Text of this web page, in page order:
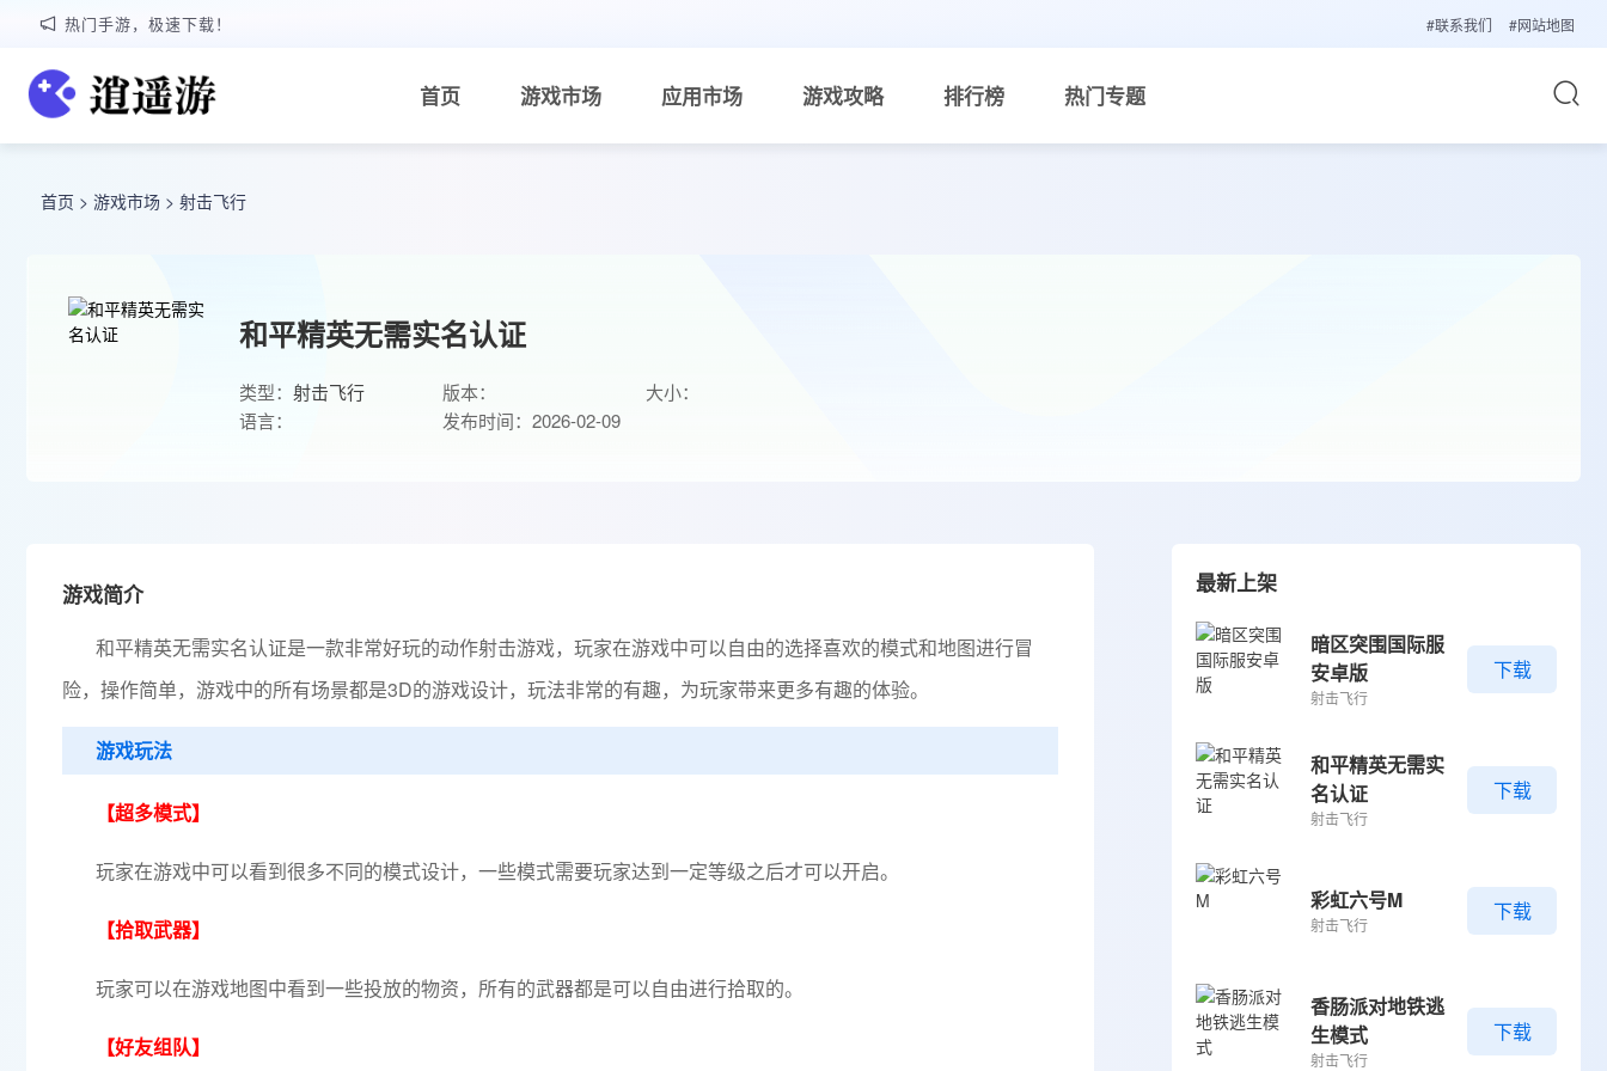
热门手游，极速下载！ #联系我们 #网站地图
首页 游戏市场 应用市场 游戏攻略 排行榜 热门专题
首页 > 游戏市场 > 射击飞行
和平精英无需实名认证
类型： 射击飞行 版本：
大小：
语言：
发布时间：2026-02-09
游戏简介
和平精英无需实名认证是一款非常好玩的动作射击游戏，玩家在游戏中可以自由的选择喜欢的模式和地图进行冒
险，操作简单，游戏中的所有场景都是3D的游戏设计，玩法非常的有趣，为玩家带来更多有趣的体验。
游戏玩法
【超多模式】
玩家在游戏中可以看到很多不同的模式设计，一些模式需要玩家达到一定等级之后才可以开启。
【拾取武器】
玩家可以在游戏地图中看到一些投放的物资，所有的武器都是可以自由进行拾取的。
【好友组队】
最新上架
暗区突围国际服
安卓版
射击飞行
下载
和平精英无需实
名认证
射击飞行
下载
彩虹六号M
射击飞行
下载
香肠派对地铁逃
生模式
射击飞行
下载